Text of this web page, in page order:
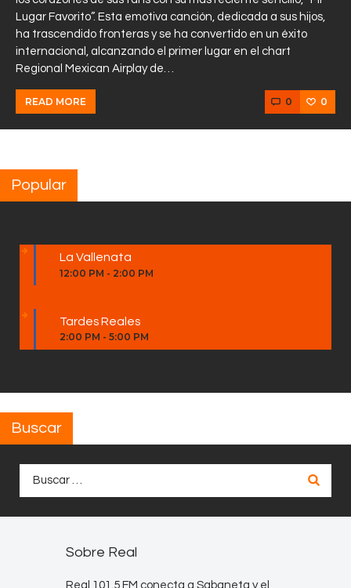
Lugar Favorito”. Esta emotiva canción, dedicada a sus hijos,
ha trascendido fronteras y se ha convertido en un éxito
internacional, alcanzando el primer lugar en el chart
Regional Mexican Airplay de…
READ MORE 0 0
Popular
La Vallenata
12:00 PM - 2:00 PM
Tardes Reales
2:00 PM - 5:00 PM
Buscar
Sobre Real
Real 101.5 FM conecta a Sabaneta y el